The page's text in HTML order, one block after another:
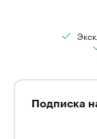
Подписка